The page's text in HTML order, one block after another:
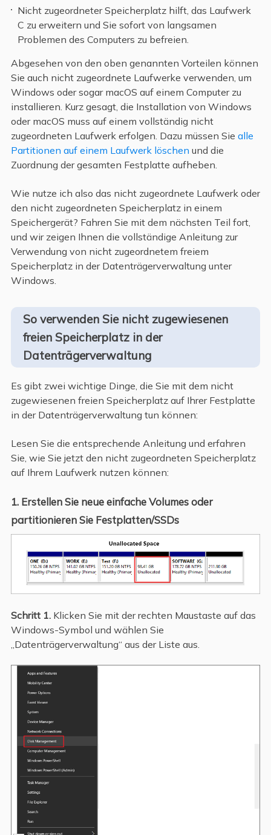
Nicht zugeordneter Speicherplatz hilft, das Laufwerk
C zu erweitern und Sie sofort von langsamen
Problemen des Computers zu befreien.
Abgesehen von den oben genannten Vorteilen können
Sie auch nicht zugeordnete Laufwerke verwenden, um
Windows oder sogar macOS auf einem Computer zu
installieren. Kurz gesagt, die Installation von Windows
oder macOS muss auf einem vollständig nicht
zugeordneten Laufwerk erfolgen. Dazu müssen Sie alle
Partitionen auf einem Laufwerk löschen und die
Zuordnung der gesamten Festplatte aufheben.
Wie nutze ich also das nicht zugeordnete Laufwerk oder
den nicht zugeordneten Speicherplatz in einem
Speichergerät? Fahren Sie mit dem nächsten Teil fort,
und wir zeigen Ihnen die vollständige Anleitung zur
Verwendung von nicht zugeordnetem freiem
Speicherplatz in der Datenträgerverwaltung unter
Windows.
So verwenden Sie nicht zugewiesenen
freien Speicherplatz in der
Datenträgerverwaltung
Es gibt zwei wichtige Dinge, die Sie mit dem nicht
zugewiesenen freien Speicherplatz auf Ihrer Festplatte
in der Datenträgerverwaltung tun können:
Lesen Sie die entsprechende Anleitung und erfahren
Sie, wie Sie jetzt den nicht zugeordneten Speicherplatz
auf Ihrem Laufwerk nutzen können:
1. Erstellen Sie neue einfache Volumes oder
partitionieren Sie Festplatten/SSDs
Schritt 1.Klicken Sie mit der rechten Maustaste auf das
Windows-Symbol und wählen Sie
„Datenträgerverwaltung“ aus der Liste aus.